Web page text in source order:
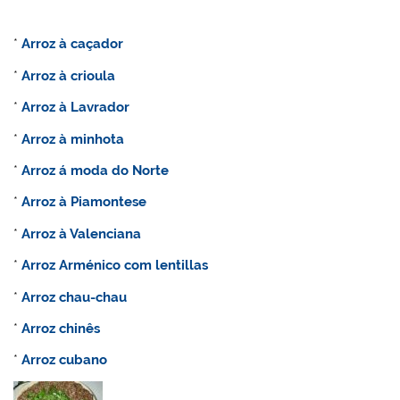
*Arroz à caçador
*Arroz à crioula
*Arroz à Lavrador
*Arroz à minhota
*Arroz á moda do Norte
*Arroz à Piamontese
*Arroz à Valenciana
*Arroz Arménico com lentillas
*Arroz chau-chau
*Arroz chinês
*Arroz cubano